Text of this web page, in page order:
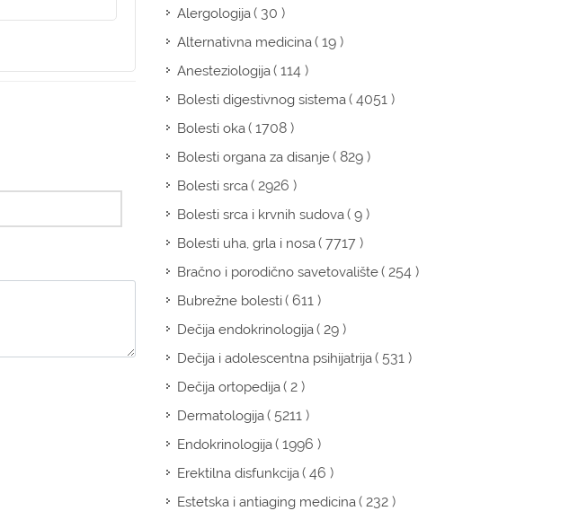
Alergologija( 30 )
Alternativna medicina( 19 )
Anesteziologija( 114 )
Bolesti digestivnog sistema( 4051 )
Bolesti oka( 1708 )
Bolesti organa za disanje( 829 )
Bolesti srca( 2926 )
Bolesti srca i krvnih sudova( 9 )
Bolesti uha, grla i nosa( 7717 )
Bračno i porodično savetovalište( 254 )
Bubrežne bolesti( 611 )
Dečija endokrinologija( 29 )
Dečija i adolescentna psihijatrija( 531 )
Dečija ortopedija( 2 )
Dermatologija( 5211 )
Endokrinologija( 1996 )
Erektilna disfunkcija( 46 )
Estetska i antiaging medicina( 232 )